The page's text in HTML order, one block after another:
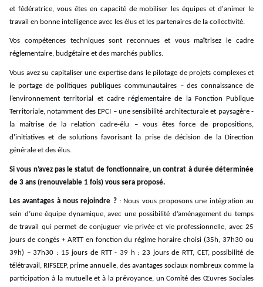
et fédératrice, vous êtes en capacité de mobiliser les équipes et d'animer le
travail en bonne intelligence avec les élus et les partenaires de la collectivité.
Vos compétences techniques sont reconnues et vous maîtrisez le cadre
réglementaire, budgétaire et des marchés publics.
Vous avez su capitaliser une expertise dans le pilotage de projets complexes et
le portage de politiques publiques communautaires – des connaissance de
l’environnement territorial et cadre réglementaire de la Fonction Publique
Territoriale, notamment des EPCI – une sensibilité architecturale et paysagère -
la maîtrise de la relation cadre-élu – vous êtes force de propositions,
d’initiatives et de solutions favorisant la prise de décision de la Direction
générale et des élus.
Si vous n’avez pas le statut de fonctionnaire, un contrat à durée déterminée
de 3 ans (renouvelable 1 fois) vous sera proposé.
Les avantages à nous rejoindre ?: Nous vous proposons une intégration au
sein d’une équipe dynamique, avec une possibilité d’aménagement du temps
de travail qui permet de conjuguer vie privée et vie professionnelle, avec 25
jours de congés + ARTT en fonction du régime horaire choisi (35h, 37h30 ou
39h) – 37h30 : 15 jours de RTT - 39 h : 23 jours de RTT, CET, possibilité de
télétravail, RIFSEEP, prime annuelle, des avantages sociaux nombreux comme la
participation à la mutuelle et à la prévoyance, un Comité des Œuvres Sociales